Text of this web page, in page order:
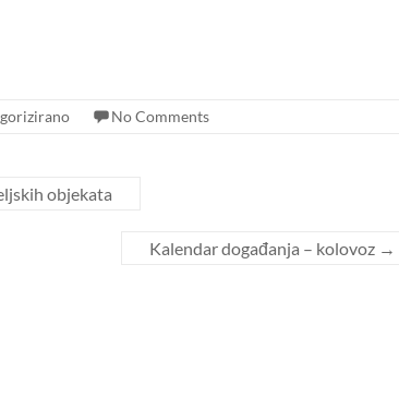
No Comments
objekata
Kalendar događanja – kolovoz →